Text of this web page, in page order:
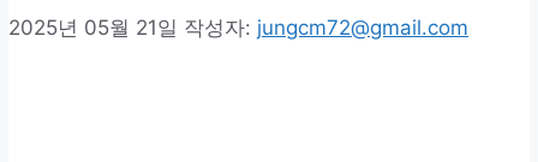
2025년 05월 21일 작성자: jungcm72@gmail.com